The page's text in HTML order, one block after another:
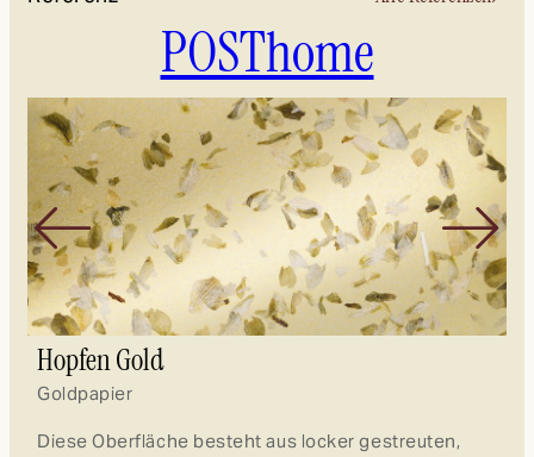
POSThome
Hopfen Gold
Goldpapier
Diese Oberfläche besteht aus locker gestreuten,